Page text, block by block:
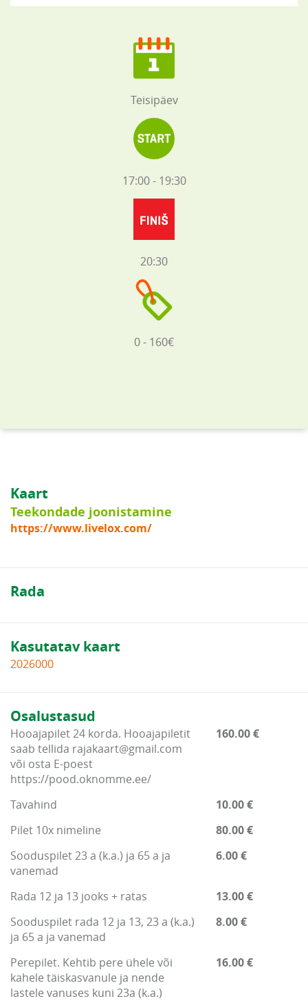
Teisipäev
17:00 - 19:30
20:30
0 - 160€
Kaart
Teekondade joonistamine
https://www.livelox.com/
Rada
Kasutatav kaart
2026000
Osalustasud
Hooajapilet 24 korda. Hooajapiletit
saab tellida rajakaart@gmail.com
või osta E-poest
https://pood.oknomme.ee/
160.00 €
Tavahind
10.00 €
Pilet 10x nimeline
80.00 €
Sooduspilet 23 a (k.a.) ja 65 a ja
vanemad
6.00 €
Rada 12 ja 13 jooks + ratas
13.00 €
Sooduspilet rada 12 ja 13, 23 a (k.a.)
ja 65 a ja vanemad
8.00 €
Perepilet. Kehtib pere ühele või
kahele täiskasvanule ja nende
lastele vanuses kuni 23a (k.a.)
16.00 €